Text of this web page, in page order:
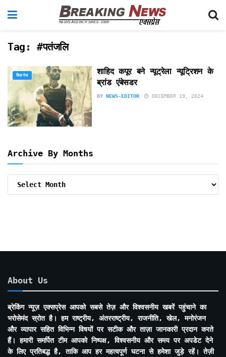
Tag: #पतंजलि
बिज़नेस
शाहिद कपूर बने न्यूट्रेला न्यूट्रिशन के
ब्रांड एंबेसडर
BY NEWS-EDITOR DECEMBER 19, 2024
Archive By Months
About Us
ब्रेकिंग न्यूज़ एक्सप्रेस आपको सबसे तेज़ और विश्वसनीय खबरें पहुंचाने का
भरोसेमंद स्रोत है। हम राष्ट्रीय, अंतरराष्ट्रीय, राजनीति, खेल, मनोरंजन
और व्यापार सहित विभिन्न विषयों पर सटीक और ताज़ा जानकारी प्रदान करते
हैं। हमारी समर्पित टीम आपको निष्पक्ष, विश्वसनीय और समय पर अपडेट देने
के लिए प्रतिबद्ध है, ताकि आप हर महत्वपूर्ण घटना से हमेशा जुड़े रहें। तेज़ी